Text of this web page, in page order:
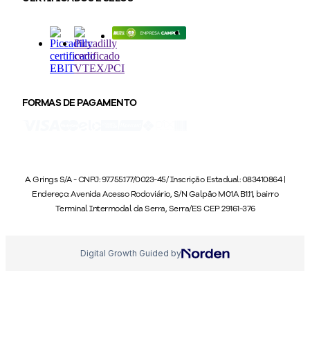
FORMAS DE PAGAMENTO
A. Grings S/A - CNPJ: 97.755.177/0023-45/ Inscrição Estadual: 083410864 |
Endereço: Avenida Acesso Rodoviário, S/N Galpão M01A B1.11, bairro
Terminal Intermodal da Serra, Serra/ES CEP 29161-376
Digital Growth Guided by